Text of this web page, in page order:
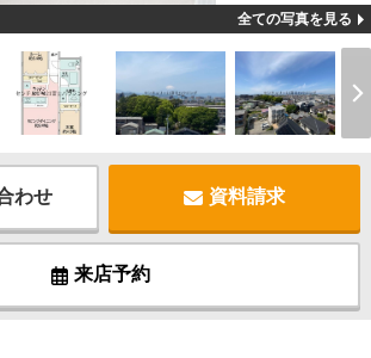
全ての写真を見る
わせ 資料請求
来店予約